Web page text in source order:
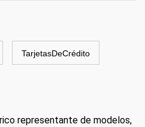
TarjetasDeCrédito
representante de modelos,